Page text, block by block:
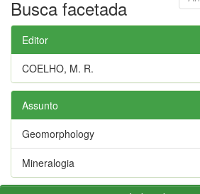
Busca facetada
Editor
COELHO, M. R.
Assunto
Geomorphology
Mineralogia